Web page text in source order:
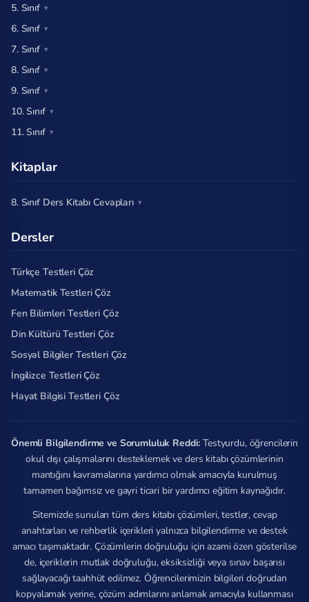
5. Sınıf
6. Sınıf
7. Sınıf
8. Sınıf
9. Sınıf
10. Sınıf
11. Sınıf
Kitaplar
8. Sınıf Ders Kitabı Cevapları
Dersler
Türkçe Testleri Çöz
Matematik Testleri Çöz
Fen Bilimleri Testleri Çöz
Din Kültürü Testleri Çöz
Sosyal Bilgiler Testleri Çöz
İngilizce Testleri Çöz
Hayat Bilgisi Testleri Çöz
Önemli Bilgilendirme ve Sorumluluk Reddi: Testyurdu, öğrencilerin
okul dışı çalışmalarını desteklemek ve ders kitabı çözümlerinin
mantığını kavramalarına yardımcı olmak amacıyla kurulmuş
tamamen bağımsız ve gayri ticari bir yardımcı eğitim kaynağıdır.
Sitemizde sunulan tüm ders kitabı çözümleri, testler, cevap
anahtarları ve rehberlik içerikleri yalnızca bilgilendirme ve destek
amacı taşımaktadır. Çözümlerin doğruluğu için azami özen gösterilse
de, içeriklerin mutlak doğruluğu, eksiksizliği veya sınav başarısı
sağlayacağı taahhüt edilmez. Öğrencilerimizin bilgileri doğrudan
kopyalamak yerine, çözüm adımlarını anlamak amacıyla kullanması